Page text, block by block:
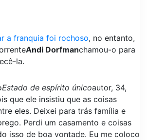
a franquia foi rochoso, no entanto,
Andi Dorfmanchamou-o para
la.
Estado de espírito únicoautor, 34,
que ele insistiu que as coisas
eles. Deixei para trás família e
Perdi um casamento e coisas
isso de boa vontade. Eu me coloco